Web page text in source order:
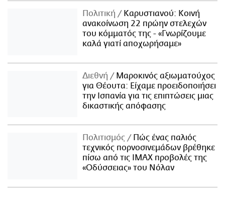
Πολιτική
Καρυστιανού: Κοινή
ανακοίνωση 22 πρώην στελεχών
του κόμματός της - «Γνωρίζουμε
καλά γιατί αποχωρήσαμε»
Διεθνή
Μαροκινός αξιωματούχος
για Θέουτα: Είχαμε προειδοποιήσει
την Ισπανία για τις επιπτώσεις μιας
δικαστικής απόφασης
Πολιτισμός
Πώς ένας παλιός
τεχνικός πορνοσινεμάδων βρέθηκε
πίσω από τις IMAX προβολές της
«Οδύσσειας» του Νόλαν